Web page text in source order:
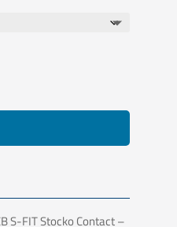
S-FIT Stocko Contact –